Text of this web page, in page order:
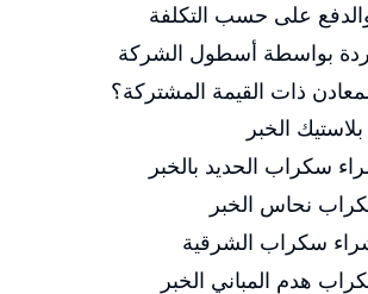
والدفع على حسب التكلفة
بواسطة أسطول الشركة
ذات القيمة المشتركة؟
الخبر
سكراب الحديد بالخبر
نحاس الخبر
سكراب الشرقية
هدم المباني الخبر